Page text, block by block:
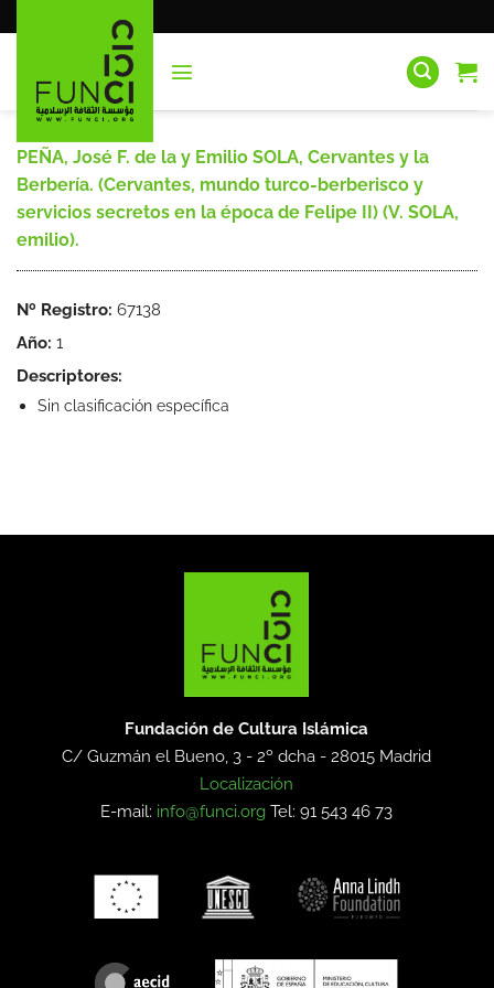
al
PEÑA, José F. de la y Emilio SOLA, Cervantes y la
Berbería. (Cervantes, mundo turco-berberisco y
servicios secretos en la época de Felipe II) (V. SOLA,
emilio).
Nº Registro: 67138
Año: 1
Descriptores:
Sin clasificación específica
Fundación de Cultura Islámica
C/ Guzmán el Bueno, 3 - 2º dcha -28015 Madrid
Localización
E-mail: info@funci.org Tel: 91 543 46 73